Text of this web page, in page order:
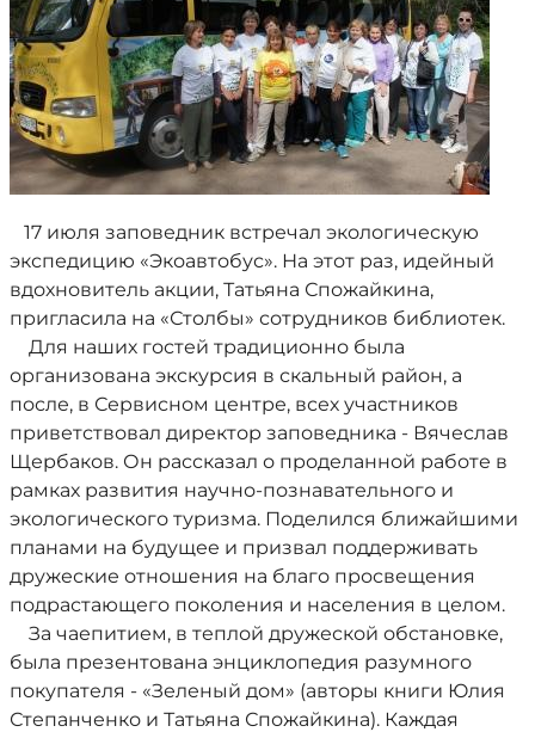
17 июля заповедник встречал экологическую
экспедицию «Экоавтобус». На этот раз, идейный
вдохновитель акции, Татьяна Спожайкина,
пригласила на «Столбы» сотрудников библиотек.
Для наших гостей традиционно была
организована экскурсия в скальный район, а
после, в Сервисном центре, всех участников
приветствовал директор заповедника - Вячеслав
Щербаков. Он рассказал о проделанной работе в
рамках развития научно-познавательного и
экологического туризма. Поделился ближайшими
планами на будущее и призвал поддерживать
дружеские отношения на благо просвещения
подрастающего поколения и населения в целом.
За чаепитием, в теплой дружеской обстановке,
была презентована энциклопедия разумного
покупателя - «Зеленый дом» (авторы книги Юлия
Степанченко и Татьяна Спожайкина). Каждая